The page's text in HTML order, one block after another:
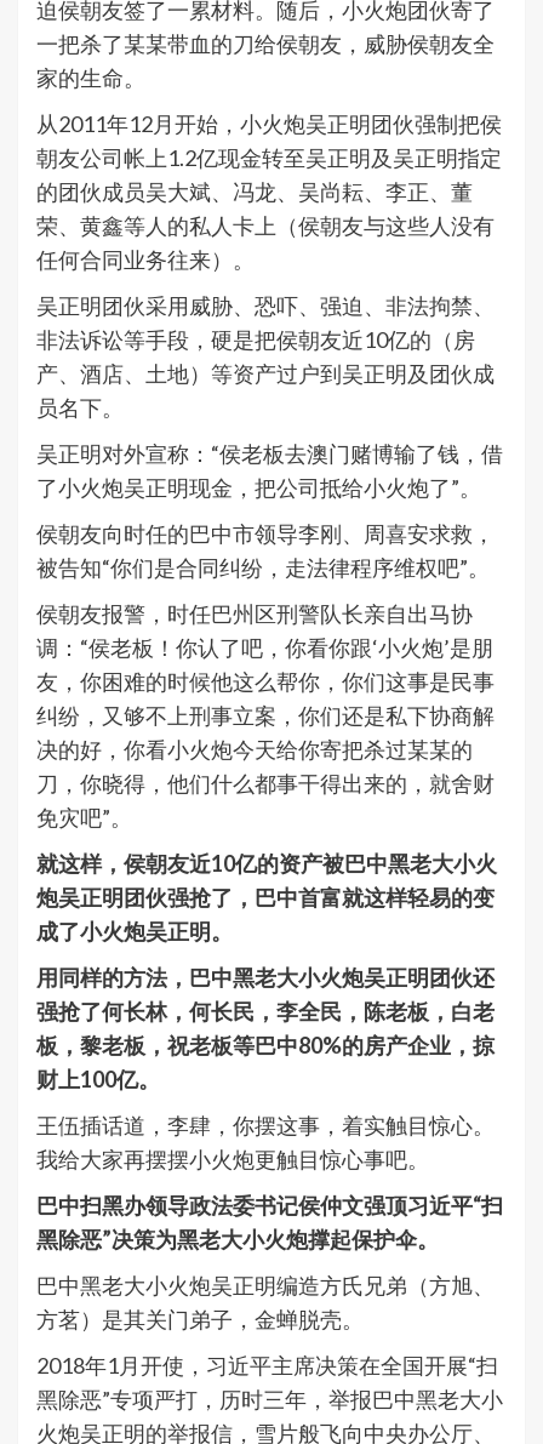
迫侯朝友签了一累材料。随后，小火炮团伙寄了
一把杀了某某带血的刀给侯朝友，威胁侯朝友全
家的生命。
从2011年12月开始，小火炮吴正明团伙强制把侯
朝友公司帐上1.2亿现金转至吴正明及吴正明指定
的团伙成员吴大斌、冯龙、吴尚耘、李正、董
荣、黄鑫等人的私人卡上（侯朝友与这些人没有
任何合同业务往来）。
吴正明团伙采用威胁、恐吓、强迫、非法拘禁、
非法诉讼等手段，硬是把侯朝友近10亿的（房
产、酒店、土地）等资产过户到吴正明及团伙成
员名下。
吴正明对外宣称：“侯老板去澳门赌博输了钱，借
了小火炮吴正明现金，把公司抵给小火炮了”。
侯朝友向时任的巴中市领导李刚、周喜安求救，
被告知“你们是合同纠纷，走法律程序维权吧”。
侯朝友报警，时任巴州区刑警队长亲自出马协
调：“侯老板！你认了吧，你看你跟‘小火炮’是朋
友，你困难的时候他这么帮你，你们这事是民事
纠纷，又够不上刑事立案，你们还是私下协商解
决的好，你看小火炮今天给你寄把杀过某某的
刀，你晓得，他们什么都事干得出来的，就舍财
免灾吧”。
就这样，侯朝友近10亿的资产被巴中黑老大小火
炮吴正明团伙强抢了，巴中首富就这样轻易的变
成了小火炮吴正明。
用同样的方法，巴中黑老大小火炮吴正明团伙还
强抢了何长林，何长民，李全民，陈老板，白老
板，黎老板，祝老板等巴中80%的房产企业，掠
财上100亿。
王伍插话道，李肆，你摆这事，着实触目惊心。
我给大家再摆摆小火炮更触目惊心事吧。
巴中扫黑办领导政法委书记侯仲文强顶习近平“扫
黑除恶”决策为黑老大小火炮撑起保护伞。
巴中黑老大小火炮吴正明编造方氏兄弟（方旭、
方茗）是其关门弟子，金蝉脱壳。
2018年1月开使，习近平主席决策在全国开展“扫
黑除恶”专项严打，历时三年，举报巴中黑老大小
火炮吴正明的举报信，雪片般飞向中央办公厅、